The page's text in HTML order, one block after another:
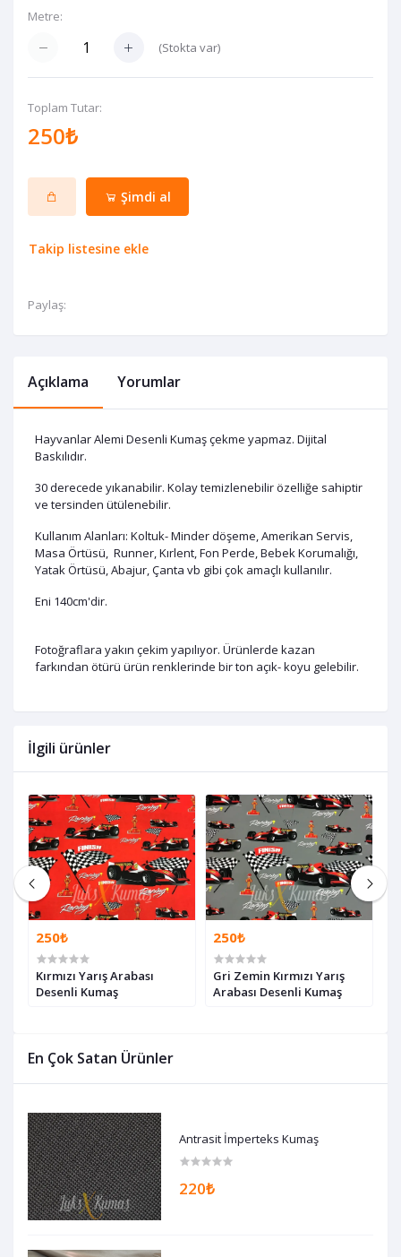
Metre:
(Stokta var)
Toplam Tutar:
250₺
Şimdi al
Takip listesine ekle
Paylaş:
En Çok Satan Ürünler
Antrasit İmperteks Kumaş
220₺
Açıklama Yorumlar
Hayvanlar Alemi Desenli Kumaş çekme yapmaz. Dijital
Baskılıdır.
30 derecede yıkanabilir. Kolay temizlenebilir özelliğe sahiptir
ve tersinden ütülenebilir.
Kullanım Alanları: Koltuk- Minder döşeme, Amerikan Servis,
Masa Örtüsü, Runner, Kırlent, Fon Perde, Bebek Korumalığı,
Yatak Örtüsü, Abajur, Çanta vb gibi çok amaçlı kullanılır.
Eni 140cm'dir.
Fotoğraflara yakın çekim yapılıyor. Ürünlerde kazan
farkından ötürü ürün renklerinde bir ton açık- koyu gelebilir.
İlgili ürünler
250₺
Kırmızı Yarış Arabası
Desenli Kumaş
250₺
Gri Zemin Kırmızı Yarış
Arabası Desenli Kumaş